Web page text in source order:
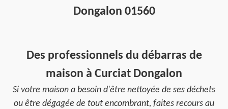
Dongalon 01560
Des professionnels du débarras de
maison à Curciat Dongalon
Si votre maison a besoin d'être nettoyée de ses déchets
ou être dégagée de tout encombrant, faites recours au